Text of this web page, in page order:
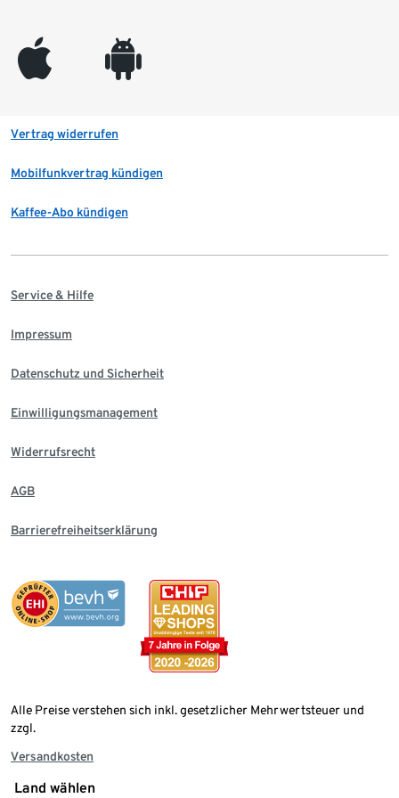
appleinc android
Vertrag widerrufen
Mobilfunkvertrag kündigen
Kaffee-Abo kündigen
Service & Hilfe
Impressum
Datenschutz und Sicherheit
Einwilligungsmanagement
Widerrufsrecht
AGB
Barrierefreiheitserklärung
Alle Preise verstehen sich inkl. gesetzlicher Mehrwertsteuer und
zzgl.
Versandkosten
Land wählen